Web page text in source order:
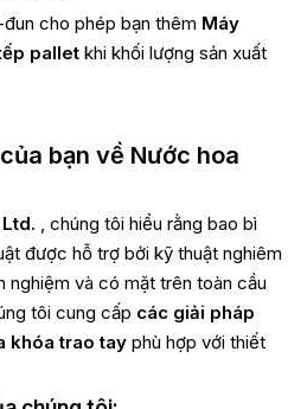
cho phép bạn thêm Máy
pallet khi khối lượng sản xuất
bạn về Nước hoa
, chúng tôi hiểu rằng bao bì
được hỗ trợ bởi kỹ thuật nghiêm
nghiệm và có mặt trên toàn cầu
tôi cung cấp các giải pháp
khóa trao tay phù hợp với thiết